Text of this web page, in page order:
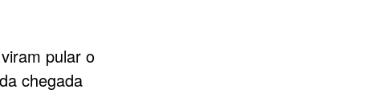
pular o
chegada